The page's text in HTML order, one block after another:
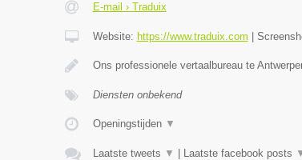
E-mail › Traduix
Website: https://www.traduix.com
Ons professionele vertaalbureau te
Diensten onbekend
Openingstijden ▼
Laatste tweets ▼ Laatste facebook posts